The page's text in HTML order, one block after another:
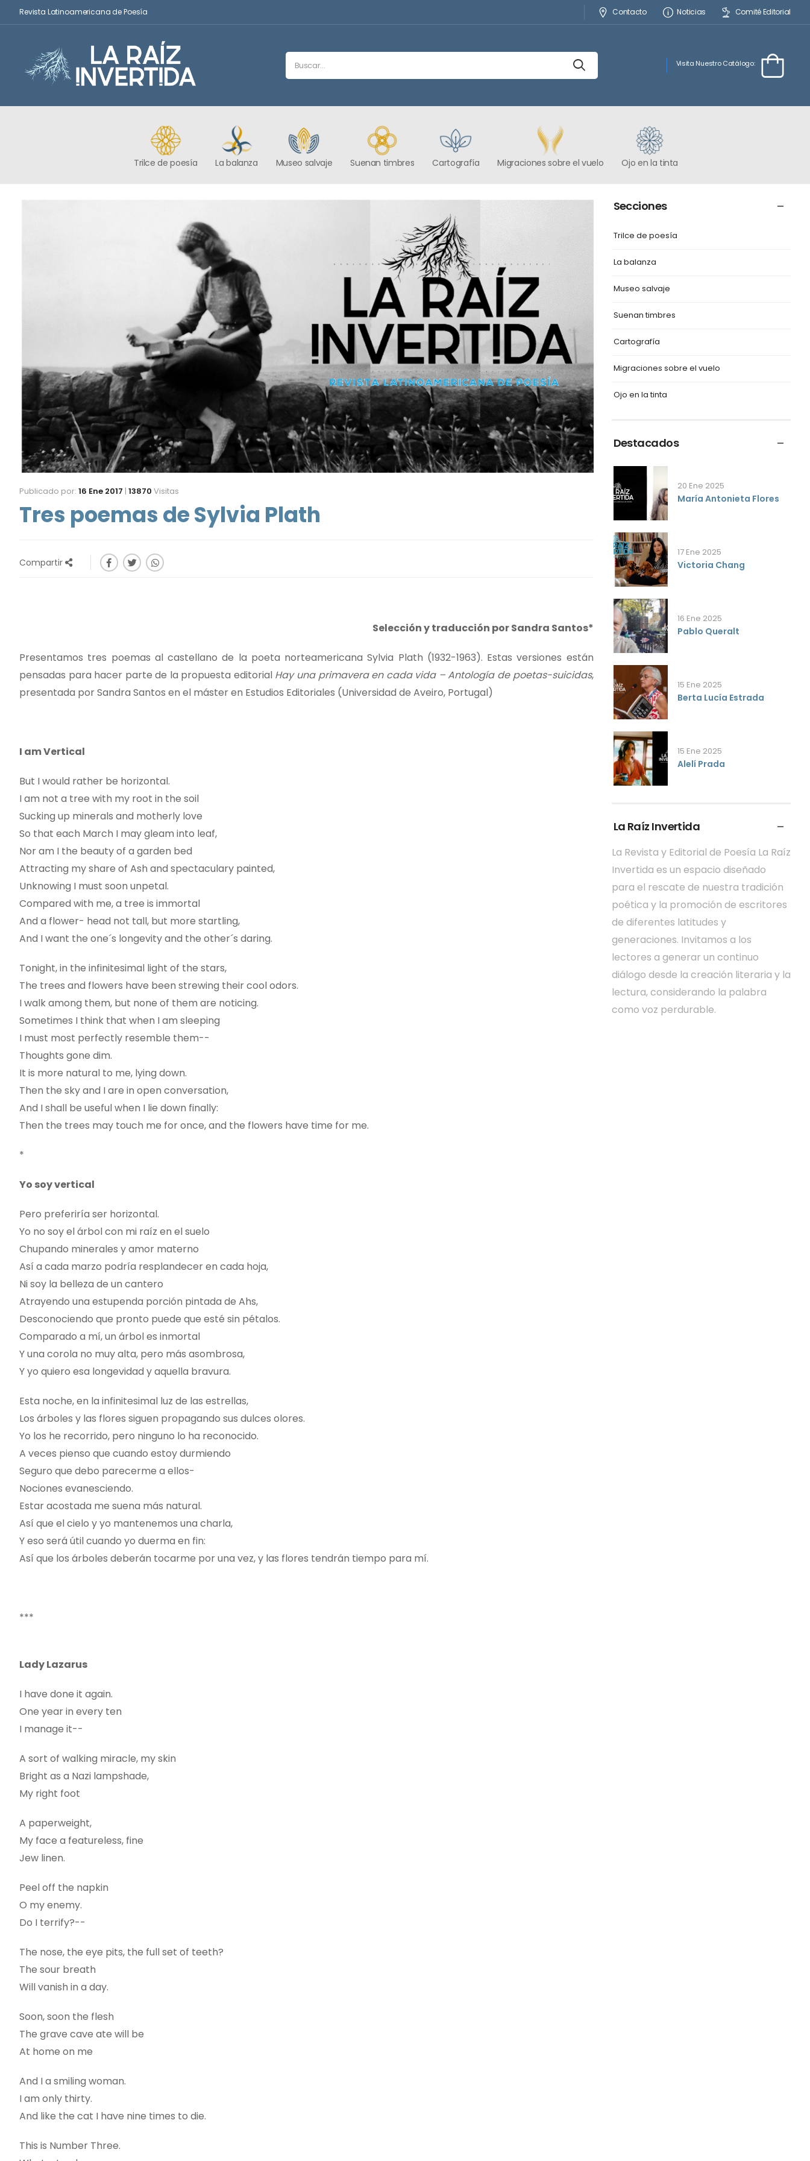
Revista Latinoamericana de Poesía Contacto Noticias Comité Editorial
Visita Nuestro Catálogo:
Trilce de poesía La balanza Museo salvaje Suenan timbres Cartografía Migraciones sobre el vuelo Ojo en la tinta
Publicado por: 16 Ene 2017 | 13870 Visitas
Tres poemas de Sylvia Plath
Compartir
Selección y traducción por Sandra Santos*
Presentamos tres poemas al castellano de la poeta norteamericana Sylvia Plath (1932-1963). Estas versiones están
pensadas para hacer parte de la propuesta editorial Hay una primavera en cada vida – Antología de poetas-suicidas,
presentada por Sandra Santos en el máster en Estudios Editoriales (Universidad de Aveiro, Portugal)
I am Vertical
But I would rather be horizontal.
I am not a tree with my root in the soil
Sucking up minerals and motherly love
So that each March I may gleam into leaf,
Nor am I the beauty of a garden bed
Attracting my share of Ash and spectaculary painted,
Unknowing I must soon unpetal.
Compared with me, a tree is immortal
And a flower- head not tall, but more startling,
And I want the one´s longevity and the other´s daring.
Tonight, in the infinitesimal light of the stars,
The trees and flowers have been strewing their cool odors.
I walk among them, but none of them are noticing.
Sometimes I think that when I am sleeping
I must most perfectly resemble them--
Thoughts gone dim.
It is more natural to me, lying down.
Then the sky and I are in open conversation,
And I shall be useful when I lie down finally:
Then the trees may touch me for once, and the flowers have time for me.
*
Yo soy vertical
Pero preferiría ser horizontal.
Yo no soy el árbol con mi raíz en el suelo
Chupando minerales y amor materno
Así a cada marzo podría resplandecer en cada hoja,
Ni soy la belleza de un cantero
Atrayendo una estupenda porción pintada de Ahs,
Desconociendo que pronto puede que esté sin pétalos.
Comparado a mí, un árbol es inmortal
Y una corola no muy alta, pero más asombrosa,
Y yo quiero esa longevidad y aquella bravura.
Esta noche, en la infinitesimal luz de las estrellas,
Los árboles y las flores siguen propagando sus dulces olores.
Yo los he recorrido, pero ninguno lo ha reconocido.
A veces pienso que cuando estoy durmiendo
Seguro que debo parecerme a ellos-
Nociones evanesciendo.
Estar acostada me suena más natural.
Así que el cielo y yo mantenemos una charla,
Y eso será útil cuando yo duerma en fin:
Así que los árboles deberán tocarme por una vez, y las flores tendrán tiempo para mí.
***
Lady Lazarus
I have done it again.
One year in every ten
I manage it--
A sort of walking miracle, my skin
Bright as a Nazi lampshade,
My right foot
A paperweight,
My face a featureless, fine
Jew linen.
Peel off the napkin
O my enemy.
Do I terrify?--
The nose, the eye pits, the full set of teeth?
The sour breath
Will vanish in a day.
Soon, soon the flesh
The grave cave ate will be
At home on me
And I a smiling woman.
I am only thirty.
And like the cat I have nine times to die.
This is Number Three.
Secciones
Trilce de poesía
La balanza
Museo salvaje
Suenan timbres
Cartografía
Migraciones sobre el vuelo
Ojo en la tinta
Destacados
20 Ene 2025
María Antonieta Flores
17 Ene 2025
Victoria Chang
16 Ene 2025
Pablo Queralt
15 Ene 2025
Berta Lucía Estrada
15 Ene 2025
Alelí Prada
La Raíz Invertida
La Revista y Editorial de Poesía La Raíz
Invertida es un espacio diseñado
para el rescate de nuestra tradición
poética y la promoción de escritores
de diferentes latitudes y
generaciones. Invitamos a los
lectores a generar un continuo
diálogo desde la creación literaria y la
lectura, considerando la palabra
como voz perdurable.